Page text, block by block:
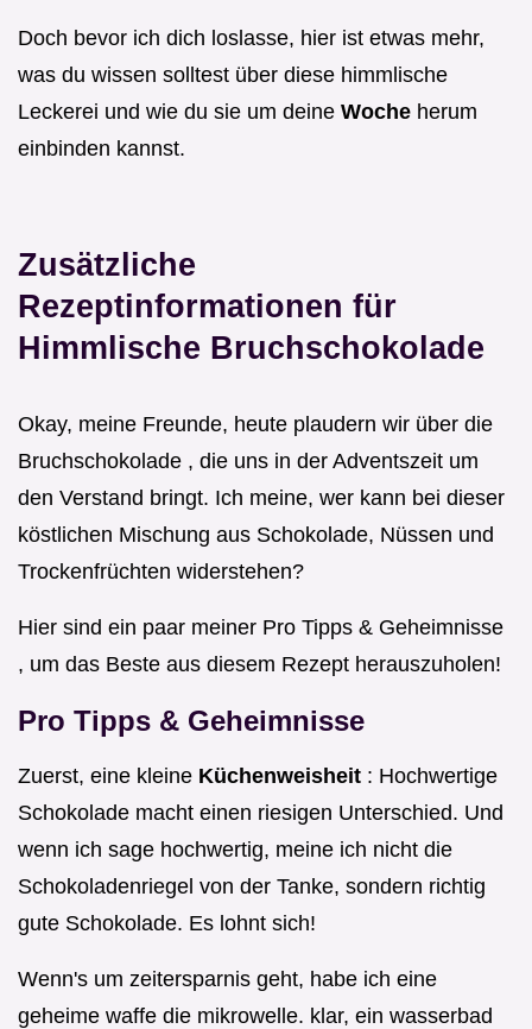
Doch bevor ich dich loslasse, hier ist etwas mehr,
was du wissen solltest über diese himmlische
Leckerei und wie du sie um deine Woche herum
einbinden kannst.
Zusätzliche
Rezeptinformationen für
Himmlische Bruchschokolade
Okay, meine Freunde, heute plaudern wir über die
Bruchschokolade , die uns in der Adventszeit um
den Verstand bringt. Ich meine, wer kann bei dieser
köstlichen Mischung aus Schokolade, Nüssen und
Trockenfrüchten widerstehen?
Hier sind ein paar meiner Pro Tipps & Geheimnisse
, um das Beste aus diesem Rezept herauszuholen!
Pro Tipps & Geheimnisse
Zuerst, eine kleine Küchenweisheit : Hochwertige
Schokolade macht einen riesigen Unterschied. Und
wenn ich sage hochwertig, meine ich nicht die
Schokoladenriegel von der Tanke, sondern richtig
gute Schokolade. Es lohnt sich!
Wenn's um zeitersparnis geht, habe ich eine
geheime waffe die mikrowelle. klar, ein wasserbad